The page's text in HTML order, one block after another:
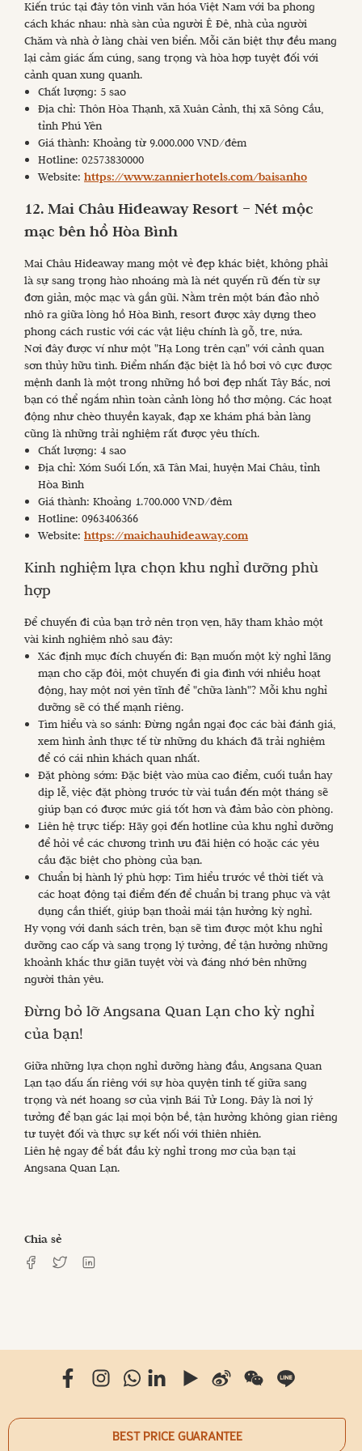
Kiến trúc tại đây tôn vinh văn hóa Việt Nam với ba phong
cách khác nhau: nhà sàn của người Ê Đê, nhà của người
Chăm và nhà ở làng chài ven biển. Mỗi căn biệt thự đều mang
lại cảm giác ấm cúng, sang trọng và hòa hợp tuyệt đối với
cảnh quan xung quanh.
Chất lượng: 5 sao
Địa chỉ: Thôn Hòa Thạnh, xã Xuân Cảnh, thị xã Sông Cầu,
tỉnh Phú Yên
Giá thành: Khoảng từ 9.000.000 VND/đêm
Hotline: 02573830000
Website: https://www.zannierhotels.com/baisanho
12. Mai Châu Hideaway Resort – Nét mộc
mạc bên hồ Hòa Bình
Mai Châu Hideaway mang một vẻ đẹp khác biệt, không phải
là sự sang trọng hào nhoáng mà là nét quyến rũ đến từ sự
đơn giản, mộc mạc và gần gũi. Nằm trên một bán đảo nhỏ
nhô ra giữa lòng hồ Hòa Bình, resort được xây dựng theo
phong cách rustic với các vật liệu chính là gỗ, tre, nứa.
Nơi đây được ví như một "Hạ Long trên cạn" với cảnh quan
sơn thủy hữu tình. Điểm nhấn đặc biệt là hồ bơi vô cực được
mệnh danh là một trong những hồ bơi đẹp nhất Tây Bắc, nơi
bạn có thể ngắm nhìn toàn cảnh lòng hồ thơ mộng. Các hoạt
động như chèo thuyền kayak, đạp xe khám phá bản làng
cũng là những trải nghiệm rất được yêu thích.
Chất lượng: 4 sao
Địa chỉ: Xóm Suối Lốn, xã Tân Mai, huyện Mai Châu, tỉnh
Hòa Bình
Giá thành: Khoảng 1.700.000 VND/đêm
Hotline: 0963406366
Website: https://maichauhideaway.com
Kinh nghiệm lựa chọn khu nghỉ dưỡng phù
hợp
Để chuyến đi của bạn trở nên trọn vẹn, hãy tham khảo một
vài kinh nghiệm nhỏ sau đây:
Xác định mục đích chuyến đi: Bạn muốn một kỳ nghỉ lãng
mạn cho cặp đôi, một chuyến đi gia đình với nhiều hoạt
động, hay một nơi yên tĩnh để "chữa lành"? Mỗi khu nghỉ
dưỡng sẽ có thế mạnh riêng.
Tìm hiểu và so sánh: Đừng ngần ngại đọc các bài đánh giá,
xem hình ảnh thực tế từ những du khách đã trải nghiệm
để có cái nhìn khách quan nhất.
Đặt phòng sớm: Đặc biệt vào mùa cao điểm, cuối tuần hay
dịp lễ, việc đặt phòng trước từ vài tuần đến một tháng sẽ
giúp bạn có được mức giá tốt hơn và đảm bảo còn phòng.
Liên hệ trực tiếp: Hãy gọi đến hotline của khu nghỉ dưỡng
để hỏi về các chương trình ưu đãi hiện có hoặc các yêu
cầu đặc biệt cho phòng của bạn.
Chuẩn bị hành lý phù hợp: Tìm hiểu trước về thời tiết và
các hoạt động tại điểm đến để chuẩn bị trang phục và vật
dụng cần thiết, giúp bạn thoải mái tận hưởng kỳ nghỉ.
Hy vọng với danh sách trên, bạn sẽ tìm được một khu nghỉ
dưỡng cao cấp và sang trọng lý tưởng, để tận hưởng những
khoảnh khắc thư giãn tuyệt vời và đáng nhớ bên những
người thân yêu.
Đừng bỏ lỡ Angsana Quan Lạn cho kỳ nghỉ
của bạn!
Giữa những lựa chọn nghỉ dưỡng hàng đầu, Angsana Quan
Lạn tạo dấu ấn riêng với sự hòa quyện tinh tế giữa sang
trọng và nét hoang sơ của vịnh Bái Tử Long. Đây là nơi lý
tưởng để bạn gác lại mọi bộn bề, tận hưởng không gian riêng
tư tuyệt đối và thực sự kết nối với thiên nhiên.
Liên hệ ngay để bắt đầu kỳ nghỉ trong mơ của bạn tại
Angsana Quan Lạn.
Chia sẻ
BEST PRICE GUARANTEE